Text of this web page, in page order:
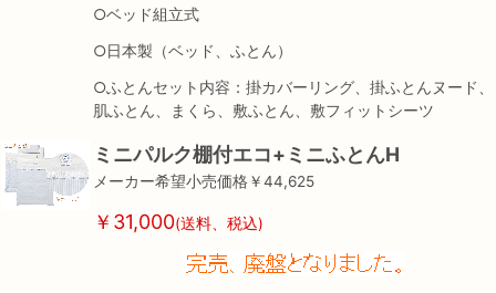
○ベッド組立式
○日本製（ベッド、ふとん）
○ふとんセット内容：掛カバーリング、掛ふとんヌード、
肌ふとん、まくら、敷ふとん、敷フィットシーツ
ミニパルク棚付エコ+ミニふとんH
メーカー希望小売価格￥44,625
￥31,000(送料、税込)